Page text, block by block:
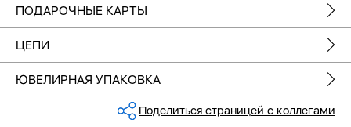
ПОДАРОЧНЫЕ КАРТЫ
ЦЕПИ
ЮВЕЛИРНАЯ УПАКОВКА
Поделиться страницей с коллегами